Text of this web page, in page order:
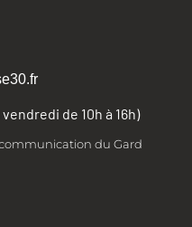
de 10h à 16h)
du Gard